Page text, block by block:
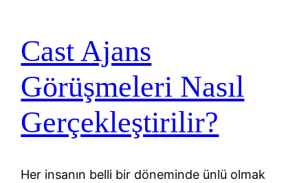
Cast Ajans
Görüşmeleri Nasıl
Gerçekleştirilir?
Her insanın belli bir döneminde ünlü olmak